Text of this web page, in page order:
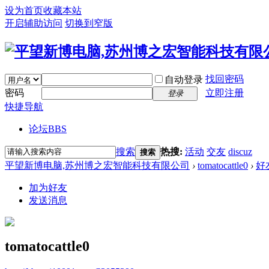
设为首页收藏本站
开启辅助访问 切换到窄版
自动登录 找回密码
密码
登录
立即注册
快捷导航
论坛BBS
搜索 搜索 热搜: 活动 交友 discuz
平望新博电脑,苏州博之宏智能科技有限公司 › tomatocattle0 › 好
加为好友
发送消息
tomatocattle0